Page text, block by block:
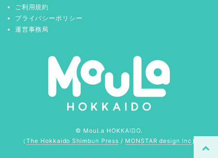
ご利用規約
プライバシーポリシー
運営事務局
© MouLa HOKKAIDO.
（ The Hokkaido Shimbun Press / MONSTAR design Inc ）